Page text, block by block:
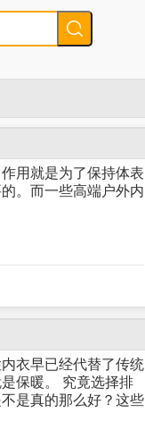
用就是为了保持体表
。而一些高端户外内
衣早已经代替了传统
保暖。 究竟选择排
是真的那么好？这些